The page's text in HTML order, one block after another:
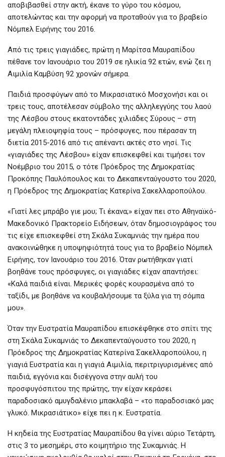
αποβιβασθεί στην ακτή, έκανε το γύρο του κόσμου,
αποτελώντας και την αφορμή να προταθούν για το βραβείο
Νόμπελ Ειρήνης του 2016.
Από τις τρεις γιαγιάδες, πρώτη η Μαρίτσα Μαυραπίδου
πέθανε τον Ιανουάριο του 2019 σε ηλικία 92 ετών, ενώ ζει η
Αιμιλία Καμβύση 92 χρονών σήμερα.
Παιδιά προσφύγων από το Μικρασιατικό Μοσχονήσι και οι
τρεις τους, αποτέλεσαν σύμβολο της αλληλεγγύης του λαού
της Λέσβου στους εκατοντάδες χιλιάδες Σύρους – στη
μεγάλη πλειοψηφία τους – πρόσφυγες, που πέρασαν τη
διετία 2015-2016 από τις απέναντι ακτές στο νησί. Τις
«γιαγιάδες της Λέσβου» είχαν επισκεφθεί και τιμήσει τον
Νοέμβριο του 2015, ο τότε Πρόεδρος της Δημοκρατίας
Προκόπης Παυλόπουλος και το Δεκαπενταύγουστο του 2020,
η Πρόεδρος της Δημοκρατίας Κατερίνα Σακελλαροπούλου.
«Γιατί λες μπράβο γιε μου; Τι έκανα;» είχαν πει στο Αθηναϊκό-
Μακεδονικό Πρακτορείο Ειδήσεων, όταν δημοσιογράφος του
τις είχε επισκεφθεί στη Σκάλα Συκαμνιάς την ημέρα που
ανακοινώθηκε η υποψηφιότητά τους για το βραβείο Νόμπελ
Ειρήνης, τον Ιανουάριο του 2016. Όταν ρωτήθηκαν γιατί
βοηθάνε τους πρόσφυγες, οι γιαγιάδες είχαν απαντήσει:
«Καλά παιδιά είναι. Μερικές φορές κουρασμένα από το
ταξίδι, με βοηθάνε να κουβαλήσουμε τα ξύλα για τη σόμπα
μου».
Όταν την Ευστρατία Μαυραπίδου επισκέφθηκε στο σπίτι της
στη Σκάλα Συκαμνιάς το Δεκαπενταύγουστο του 2020, η
Πρόεδρος της Δημοκρατίας Κατερίνα Σακελλαροπούλου, η
γιαγιά Ευστρατία και η γιαγιά Αιμιλία, περιτριγυρισμένες από
παιδιά, εγγόνια και δισέγγονα στην αυλή του
προσφυγόσπιτου της πρώτης, την είχαν κεράσει
παραδοσιακό αμυγδαλένιο μπακλαβά – «το παραδοσιακό μας
γλυκό. Μικρασιάτικο» είχε πει η κ. Ευστρατία.
Η κηδεία της Ευστρατίας Μαυραπίδου θα γίνει αύριο Τετάρτη,
στις 3 το μεσημέρι, στο κοιμητήριο της Συκαμνιάς. Η